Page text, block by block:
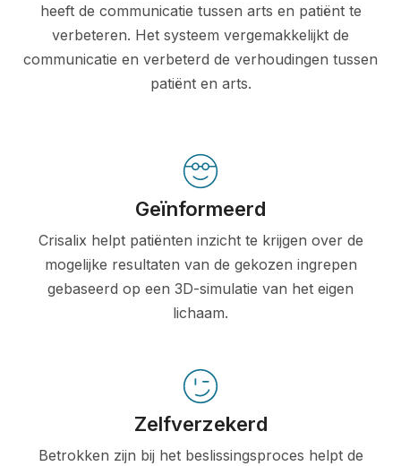
heeft de communicatie tussen arts en patiënt te
verbeteren. Het systeem vergemakkelijkt de
communicatie en verbeterd de verhoudingen tussen
patiënt en arts.
Geïnformeerd
Crisalix helpt patiënten inzicht te krijgen over de
mogelijke resultaten van de gekozen ingrepen
gebaseerd op een 3D-simulatie van het eigen
lichaam.
Zelfverzekerd
Betrokken zijn bij het beslissingsproces helpt de